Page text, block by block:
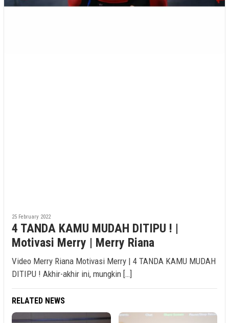
25 February 2022
4 TANDA KAMU MUDAH DITIPU ! |
Motivasi Merry | Merry Riana
Video Merry Riana Motivasi Merry | 4 TANDA KAMU MUDAH
DITIPU ! Akhir-akhir ini, mungkin […]
RELATED NEWS